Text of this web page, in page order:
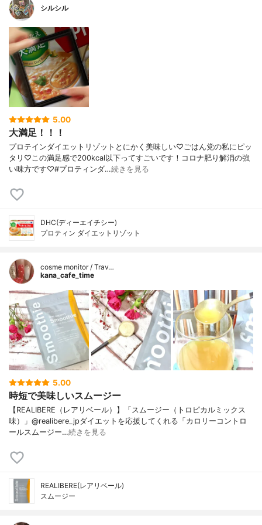
シルシル
5.00
大満足！！！
プロテインダイエットリゾットとにかく美味しい♡ごはん党の私にピッ
タリ♡この満足感で200kcal以下ってすごいです！コロナ肥り解消の強
い味方です♡#プロティンダ…続きを見る
DHC(ディーエイチシー)
プロティン ダイエットリゾット
cosme monitor / Trav…
kana_cafe_time
5.00
時短で美味しいスムージー
【REALIBERE（レアリベール）】「スムージー（トロピカルミックス
味）」@realibere_jpダイエットを応援してくれる「カロリーコントロ
ールスムージー…続きを見る
REALIBERE(レアリベール)
スムージー